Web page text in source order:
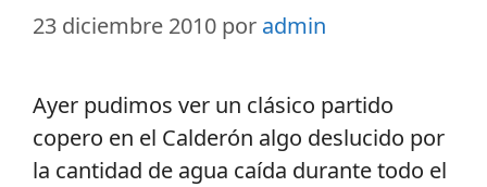
23 diciembre 2010 por admin
Ayer pudimos ver un clásico partido
copero en el Calderón algo deslucido por
la cantidad de agua caída durante todo el